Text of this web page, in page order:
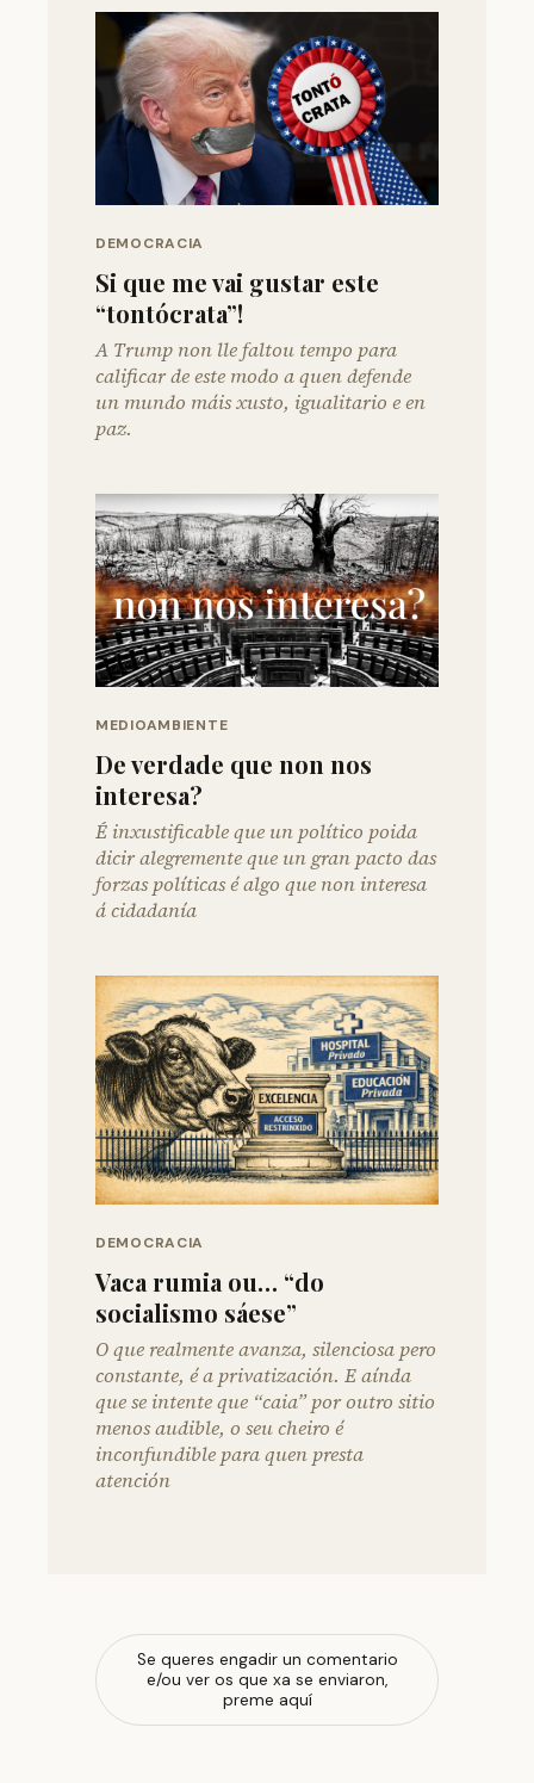
DEMOCRACIA
Si que me vai gustar este
“tontócrata”!
A Trump non lle faltou tempo para
calificar de este modo a quen defende
un mundo máis xusto, igualitario e en
paz.
MEDIOAMBIENTE
De verdade que non nos
interesa?
É inxustificable que un político poida
dicir alegremente que un gran pacto das
forzas políticas é algo que non interesa
á cidadanía
DEMOCRACIA
Vaca rumia ou… “do
socialismo sáese”
O que realmente avanza, silenciosa pero
constante, é a privatización. E aínda
que se intente que “caia” por outro sitio
menos audible, o seu cheiro é
inconfundible para quen presta
atención
Se queres engadir un comentario
e/ou ver os que xa se enviaron,
preme aquí